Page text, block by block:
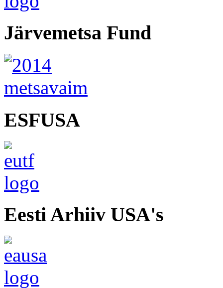
Järvemetsa Fund
ESFUSA
Eesti Arhiiv USA's